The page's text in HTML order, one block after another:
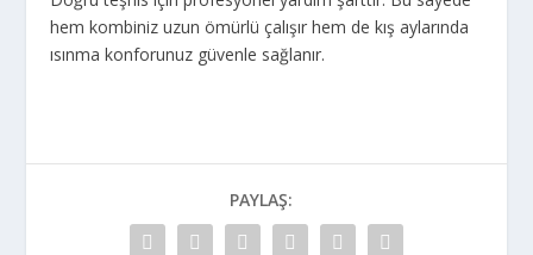
hem kombiniz uzun ömürlü çalışır hem de kış aylarında
ısınma konforunuz güvenle sağlanır.
PAYLAŞ: